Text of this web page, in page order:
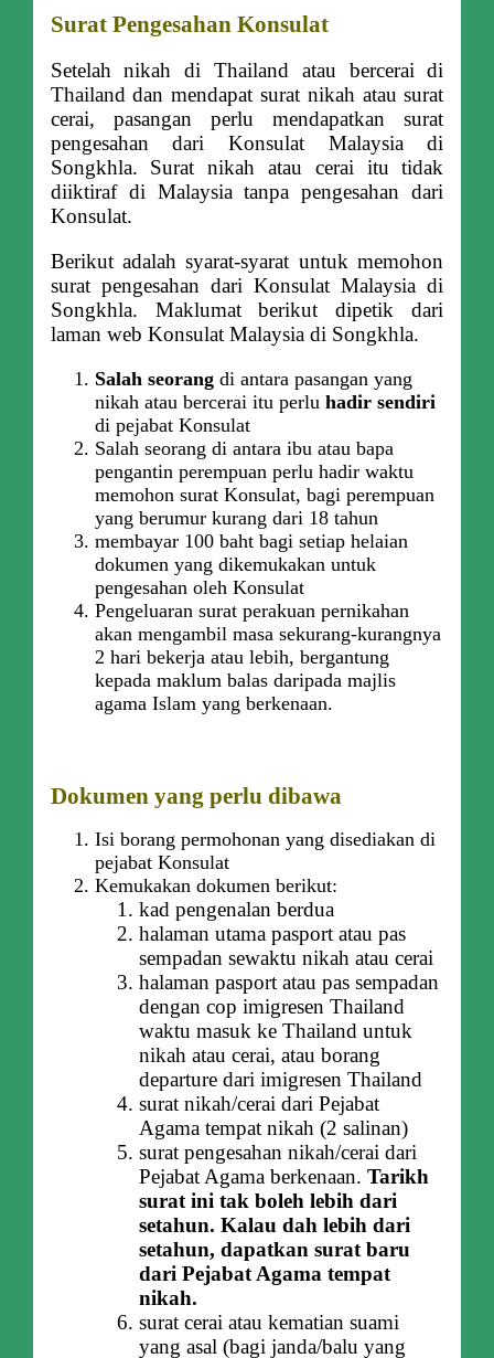
Surat Pengesahan Konsulat
Setelah nikah di Thailand atau bercerai di
Thailand dan mendapat surat nikah atau surat
cerai, pasangan perlu mendapatkan surat
pengesahan dari Konsulat Malaysia di
Songkhla. Surat nikah atau cerai itu tidak
diiktiraf di Malaysia tanpa pengesahan dari
Konsulat.
Berikut adalah syarat-syarat untuk memohon
surat pengesahan dari Konsulat Malaysia di
Songkhla. Maklumat berikut dipetik dari
laman web Konsulat Malaysia di Songkhla.
Salah seorangdi antara pasangan yang
nikah atau bercerai itu perlu hadir sendiri
di pejabat Konsulat
Salah seorang di antara ibu atau bapa
pengantin perempuan perlu hadir waktu
memohon surat Konsulat, bagi perempuan
yang berumur kurang dari 18 tahun
membayar 100 baht bagi setiap helaian
dokumen yang dikemukakan untuk
pengesahan oleh Konsulat
Pengeluaran surat perakuan pernikahan
akan mengambil masa sekurang-kurangnya
2 hari bekerja atau lebih, bergantung
kepada maklum balas daripada majlis
agama Islam yang berkenaan.
Dokumen yang perlu dibawa
Isi borang permohonan yang disediakan di
pejabat Konsulat
Kemukakan dokumen berikut:
kad pengenalan berdua
halaman utama pasport atau pas
sempadan sewaktu nikah atau cerai
halaman pasport atau pas sempadan
dengan cop imigresen Thailand
waktu masuk ke Thailand untuk
nikah atau cerai, atau borang
departure dari imigresen Thailand
surat nikah/cerai dari Pejabat
Agama tempat nikah (2 salinan)
surat pengesahan nikah/cerai dari
Pejabat Agama berkenaan. Tarikh
surat ini tak boleh lebih dari
setahun. Kalau dah lebih dari
setahun, dapatkan surat baru
dari Pejabat Agama tempat
nikah.
surat cerai atau kematian suami
yang asal (bagi janda/balu yang